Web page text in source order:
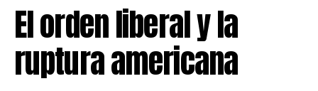
El orden liberal y la
ruptura americana